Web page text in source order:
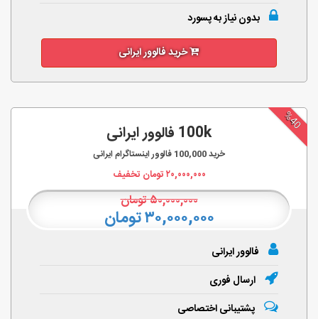
بدون نیاز به پسورد
خرید فالوور ایرانی
%40
100k فالوور ایرانی
خرید100,000 فالوور اینستاگرام ایرانی
۲۰,۰۰۰,۰۰۰تومان تخفیف
۵۰,۰۰۰,۰۰۰تومان
۳۰,۰۰۰,۰۰۰ تومان
فالوور ایرانی
ارسال فوری
پشتیبانی اختصاصی